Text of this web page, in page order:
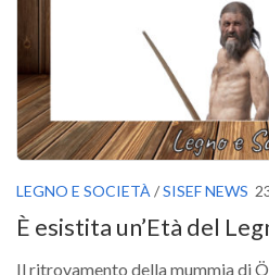
III Congresso (Viterbo 2001)
II Congresso (Bologna 1999)
I Congresso (Padova 1997)
Redazione
Pillole di Scienze Forestali
LEGNO E SOCIETÀ /SISEF NEWS
È esistita un’Età del
Il ritrovamento della mummia di